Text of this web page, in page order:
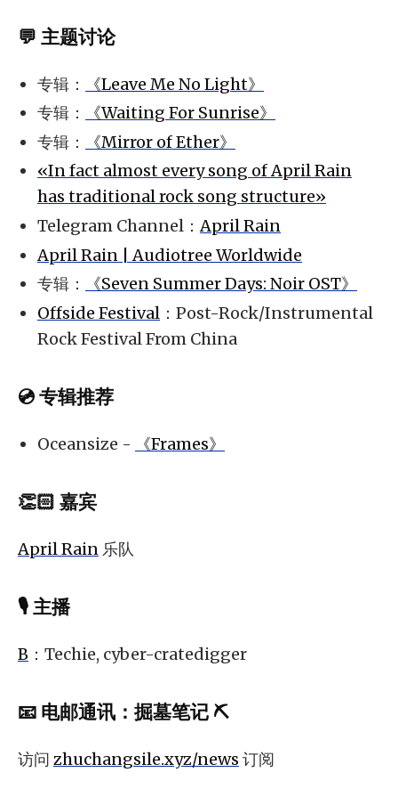
💬 主题讨论
专辑：
《Leave Me No Light》
专辑：
《Waiting For Sunrise》
专辑：
《Mirror of Ether》
«In fact almost every song of April Rain
has traditional rock song structure»
Telegram Channel：April Rain
April Rain | Audiotree Worldwide
专辑：
《Seven Summer Days: Noir OST》
Offside Festival ：Post-Rock/Instrumental
Rock Festival From China
💿 专辑推荐
Oceansize - 《Frames》
👏🏻 嘉宾
April Rain 乐队
🎙 主播
B ：Techie, cyber-cratedigger
📧 电邮通讯 ： 掘墓笔记 ⛏️
访问 zhuchangsile.xyz/news 订阅